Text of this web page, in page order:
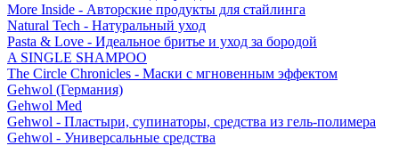
More Inside - Авторские продукты для стайлинга
Natural Tech - Натуральный уход
Pasta & Love - Идеальное бритье и уход за бородой
A SINGLE SHAMPOO
The Circle Chronicles - Маски с мгновенным эффектом
Gehwol (Германия)
Gehwol Med
Gehwol - Пластыри, супинаторы, средства из гель-полимера
Gehwol - Универсальные средства